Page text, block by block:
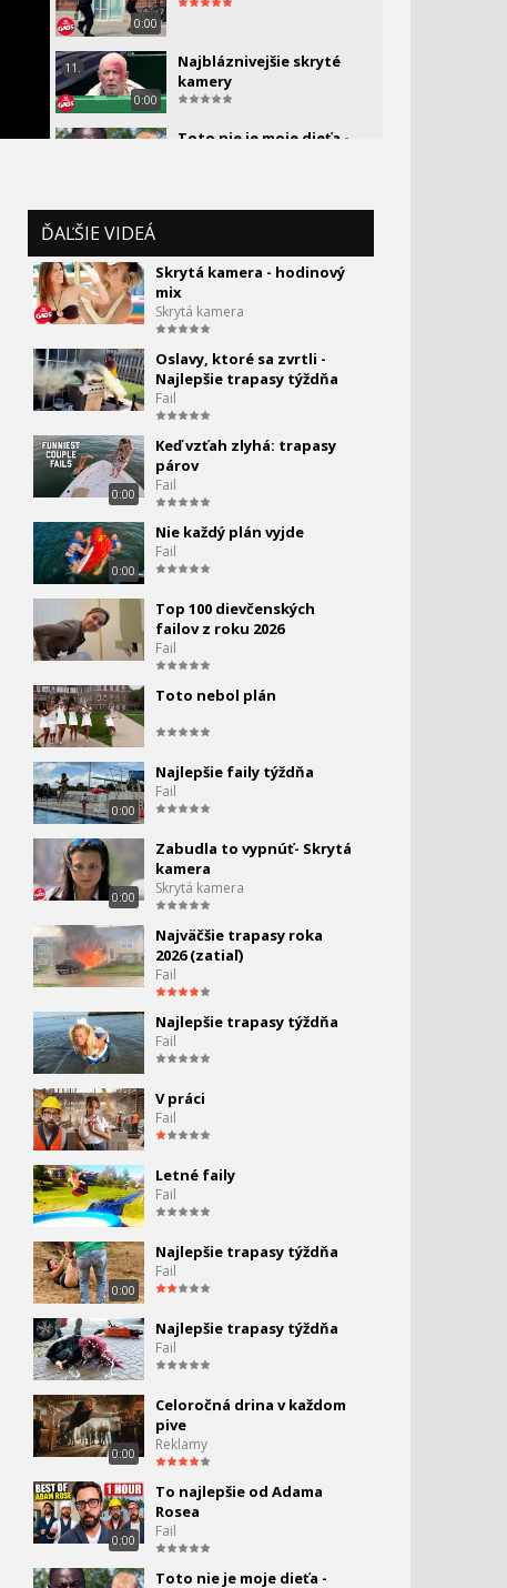
0:00
0:00
11.
Najbláznivejšie skryté
kamery
Toto nie je moje dieťa -
0:00
13.
Zabudla to vypnúť- Skrytá
14.
Skrytá kamera - hodinový
mix
ĎAĽŠIE VIDEÁ
Skrytá kamera - hodinový
mix
Skrytá kamera
Oslavy, ktoré sa zvrtli -
Najlepšie trapasy týždňa
Fail
0:00
Keď vzťah zlyhá: trapasy
párov
Fail
0:00
Nie každý plán vyjde
Fail
Top 100 dievčenských
failov z roku 2026
Fail
Toto nebol plán
0:00
Najlepšie faily týždňa
Fail
0:00
Zabudla to vypnúť- Skrytá
kamera
Skrytá kamera
Najväčšie trapasy roka
2026 (zatiaľ)
Fail
Najlepšie trapasy týždňa
Fail
V práci
Fail
Letné faily
Fail
0:00
Najlepšie trapasy týždňa
Fail
Najlepšie trapasy týždňa
Fail
0:00
Celoročná drina v každom
pive
Reklamy
0:00
To najlepšie od Adama
Rosea
Fail
Toto nie je moje dieťa -